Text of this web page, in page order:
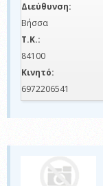
Διεύθυνση:
Βήσσα
Τ.Κ.:
84100
Κινητό:
6972206541